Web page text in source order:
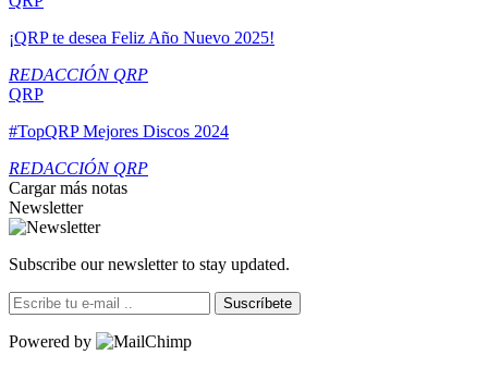
¡QRP te desea Feliz Año Nuevo 2025!
REDACCIÓN QRP
QRP
#TopQRP Mejores Discos 2024
REDACCIÓN QRP
Cargar más notas
Newsletter
Subscribe our newsletter to stay updated.
Suscríbete
Powered by